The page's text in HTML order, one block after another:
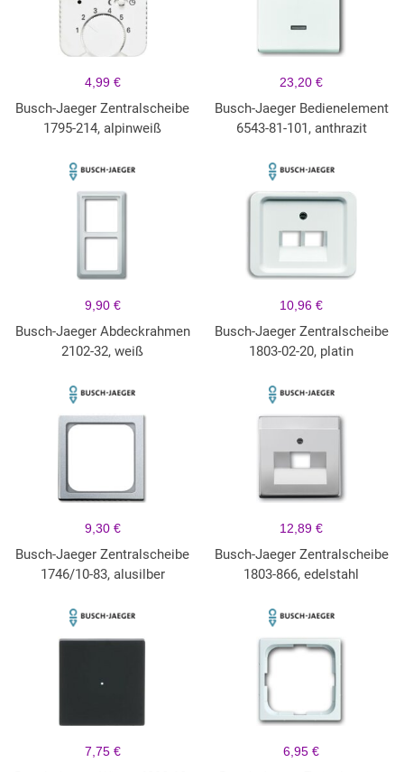
4,99 €
Busch-Jaeger Zentralscheibe
1795-214, alpinweiß
23,20 €
Busch-Jaeger Bedienelement
6543-81-101, anthrazit
9,90 €
Busch-Jaeger Abdeckrahmen
2102-32, weiß
10,96 €
Busch-Jaeger Zentralscheibe
1803-02-20, platin
9,30 €
Busch-Jaeger Zentralscheibe
1746/10-83, alusilber
12,89 €
Busch-Jaeger Zentralscheibe
1803-866, edelstahl
7,75 € 6,95 €